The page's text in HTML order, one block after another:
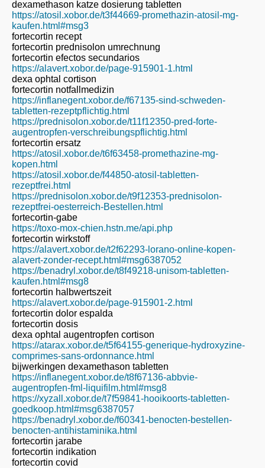
dexamethason katze dosierung tabletten
https://atosil.xobor.de/t3f44669-promethazin-atosil-mg-
kaufen.html#msg3
fortecortin recept
fortecortin prednisolon umrechnung
fortecortin efectos secundarios
https://alavert.xobor.de/page-915901-1.html
dexa ophtal cortison
fortecortin notfallmedizin
https://inflanegent.xobor.de/f67135-sind-schweden-
tabletten-rezeptpflichtig.html
https://prednisolon.xobor.de/t11f12350-pred-forte-
augentropfen-verschreibungspflichtig.html
fortecortin ersatz
https://atosil.xobor.de/t6f63458-promethazine-mg-
kopen.html
https://atosil.xobor.de/f44850-atosil-tabletten-
rezeptfrei.html
https://prednisolon.xobor.de/t9f12353-prednisolon-
rezeptfrei-oesterreich-Bestellen.html
fortecortin-gabe
https://toxo-mox-chien.hstn.me/api.php
fortecortin wirkstoff
https://alavert.xobor.de/t2f62293-lorano-online-kopen-
alavert-zonder-recept.html#msg6387052
https://benadryl.xobor.de/t8f49218-unisom-tabletten-
kaufen.html#msg8
fortecortin halbwertszeit
https://alavert.xobor.de/page-915901-2.html
fortecortin dolor espalda
fortecortin dosis
dexa ophtal augentropfen cortison
https://atarax.xobor.de/t5f64155-generique-hydroxyzine-
comprimes-sans-ordonnance.html
bijwerkingen dexamethason tabletten
https://inflanegent.xobor.de/t8f67136-abbvie-
augentropfen-fml-liquifilm.html#msg8
https://xyzall.xobor.de/t7f59841-hooikoorts-tabletten-
goedkoop.html#msg6387057
https://benadryl.xobor.de/f60341-benocten-bestellen-
benocten-antihistaminika.html
fortecortin jarabe
fortecortin indikation
fortecortin covid